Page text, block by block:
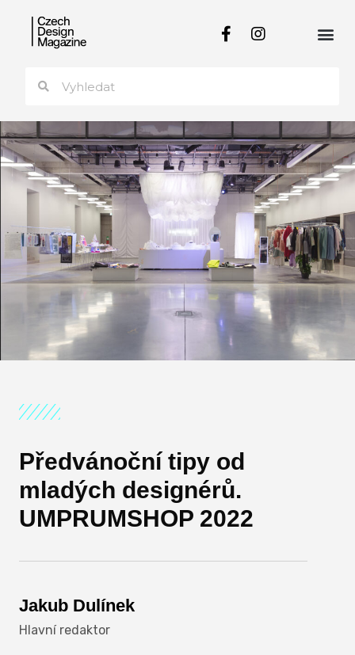
Předvánoční tipy od
mladých designérů.
UMPRUMSHOP 2022
Jakub Dulínek
Hlavní redaktor